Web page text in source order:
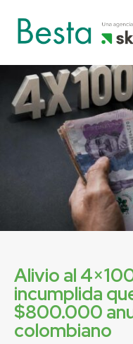
Alivio al
incumplida
$800.000
colombiano